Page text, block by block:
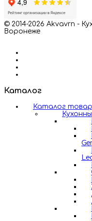
© 2014-2026 Akvavrn -
Воронеже
Каталог
Каталог